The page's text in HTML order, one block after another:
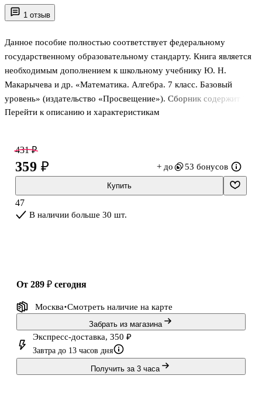
1 отзыв
Данное пособие полностью соответствует федеральному
государственному образовательному стандарту. Книга является
необходимым дополнением к школьному учебнику Ю. Н.
Макарычева и др. «Математика. Алгебра. 7 класс. Базовый
уровень» (издательство «Просвещение»). Сборник содержит 17
тестов для текущего и тематического контроля знаний учащихся
разноуровневые задания. Планируемое время выполнения
каждого теста 20-25 минут. В конце сборника приведены ответы
ко всем заданиям. Сборник содержит также рекомендации по
под-
счету баллов и выставлению отметок. Книга адресована
Перейти к описанию и характеристикам
431 ₽
359 ₽ + до 53 бонусов
Купить
47
В наличии больше 30 шт.
от 289 ₽ сегодня
Москва Смотреть наличие на карте
Забрать из магазина
Экспресс-доставка, 350 ₽
Завтра до 13 часов дня
Получить за 3 часа